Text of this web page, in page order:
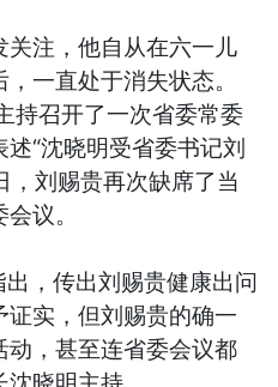
注，他自从在六一儿
一直处于消失状态。
持召开了一次省委常委
“沈晓明受省委书记刘
，刘赐贵再次缺席了当
议。
，传出刘赐贵健康出问
实，但刘赐贵的确一
动，甚至连省委会议都